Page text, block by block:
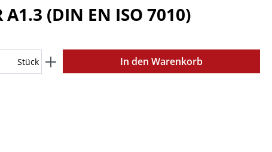
(DIN EN ISO 7010)
Stück In den Warenkorb